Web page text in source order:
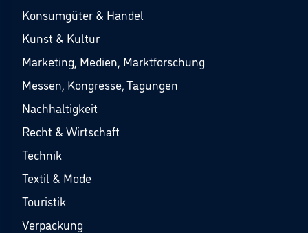
Konsumgüter & Handel
Kunst & Kultur
Marketing, Medien, Marktforschung
Messen, Kongresse, Tagungen
Nachhaltigkeit
Recht & Wirtschaft
Technik
Textil & Mode
Touristik
Verpackung